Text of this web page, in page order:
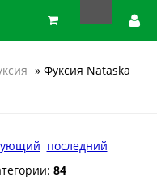
» Фуксия Nataska
последний
84